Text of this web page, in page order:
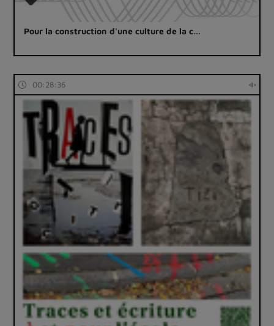
Pour la construction d'une culture de la c…
00:28:36